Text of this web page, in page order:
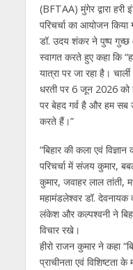
(BFTAA) मुंगेर द्वारा
परिचर्चा का आयोजन किया
डॉ. उदय शंकर ने पुष्प गुच्छ
स्वागत करते हुए कहा कि
यात्रा पर जा रहा है।
धरती पर 6 जून 2026 को
पर बेहद गर्व है और हम सब
करते हैं।”
“बिहार की कला एवं
परिचर्चा में संजय कुमार,
कुमार, जवाहर लाल तांती,
महामंडलेश्वर डॉ. देवनायक
लंकेश और कल्पश्वनी ने
विचार रखे।
हीरो राजन कुमार ने कहा
प्राचीनता एवं विशिष्टता